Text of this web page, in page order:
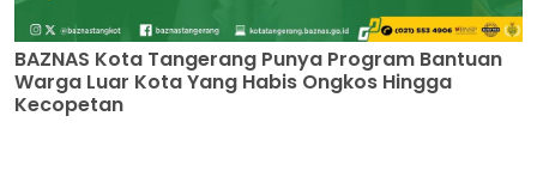
BAZNAS Kota Tangerang Punya Program Bantuan
Warga Luar Kota Yang Habis Ongkos Hingga
Kecopetan